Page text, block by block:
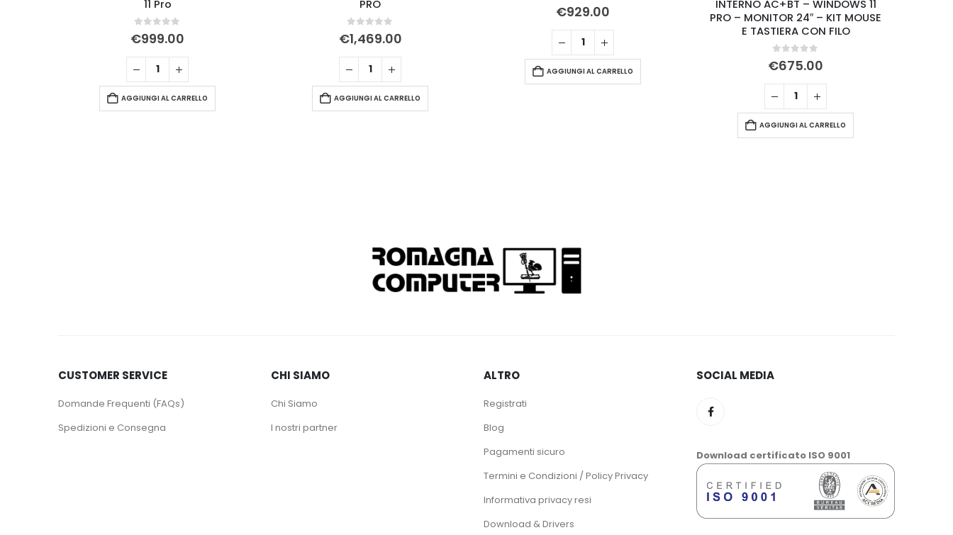
11 Pro
Su 5
€999.00
AGGIUNGI AL CARRELLO
PRO
0 Su 5
€1,469.00
AGGIUNGI AL CARRELLO
Su 5
€929.00
AGGIUNGI AL CARRELLO
INTERNO AC+BT – WINDOWS 11
PRO – MONITOR 24″ – KIT MOUSE
E TASTIERA CON FILO
Su 5
€675.00
AGGIUNGI AL CARRELLO
CUSTOMER SERVICE
Domande Frequenti (FAQs)
Spedizioni e Consegna
CHI SIAMO
Chi Siamo
I nostri partner
ALTRO
Registrati
Blog
Pagamenti sicuro
Termini e Condizioni / Policy Privacy
Informativa privacy resi
Download & Drivers
SOCIAL MEDIA
Download certificato ISO 9001